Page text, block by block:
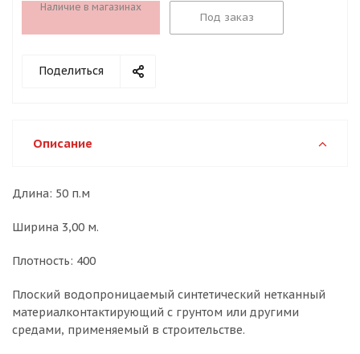
Наличие в магазинах
Под заказ
Поделиться
Описание
Длина: 50 п.м
Ширина 3,00 м.
Плотность: 400
Плоский водопроницаемый синтетический нетканный
материалконтактирующий с грунтом или другими
средами, применяемый в строительстве.